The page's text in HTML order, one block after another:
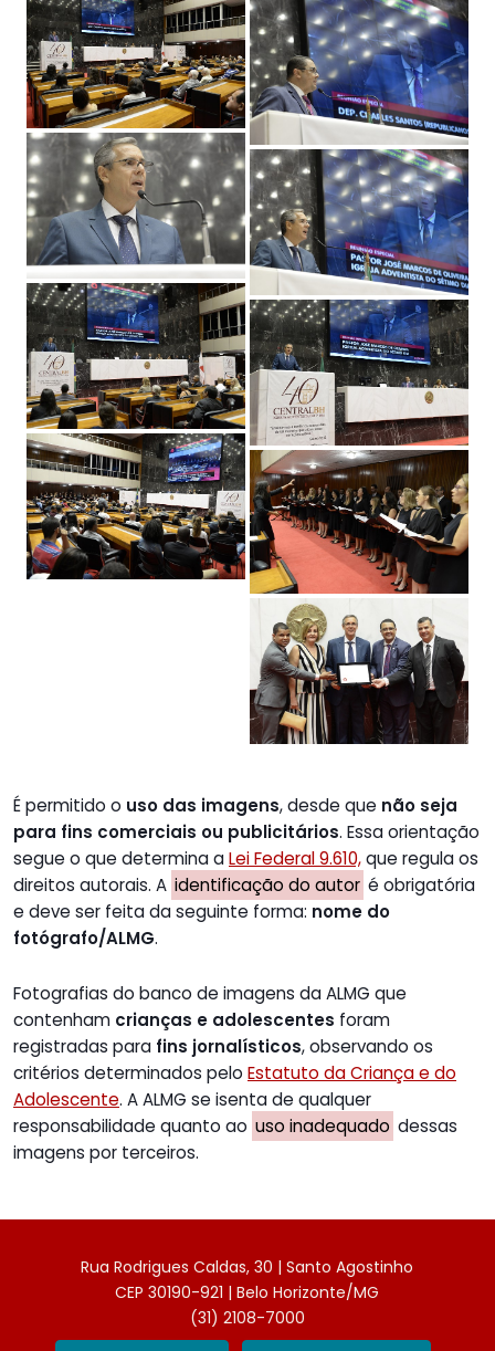
É permitido o uso das imagens, desde que não seja
para fins comerciais ou publicitários. Essa orientação
segue o que determina aLei Federal 9.610,que regula os
direitos autorais. A identificação do autor é obrigatória
e deve ser feita da seguinte forma: nome do
fotógrafo/ALMG.
Fotografias do banco de imagens da ALMG que
contenham crianças e adolescentes foram
registradas para fins jornalísticos, observando os
critérios determinados pelo Estatuto da Criança e do
Adolescente. A ALMG se isenta de qualquer
responsabilidade quanto ao uso inadequado dessas
imagens por terceiros.
Rua Rodrigues Caldas, 30 | Santo Agostinho
CEP 30190-921 | Belo Horizonte/MG
(31) 2108-7000